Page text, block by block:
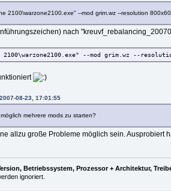
2100\warzone2100.exe" --mod grim.wz --resolution
nach
2100\warzone2100.exe" --mod grim.wz --
08-23, 17:01:55
mehrere mods zu starten?
allzu große Probleme möglich sein. Ausprobiert
Betriebssystem, Prozessor + Architektur,
ignoriert.